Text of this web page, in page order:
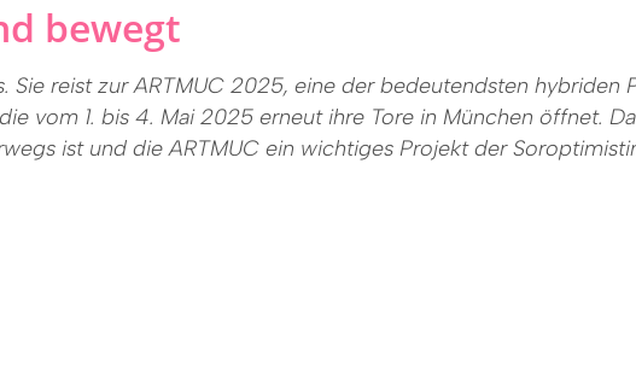
bewegt
Sie reist zur ARTMUC 2025, eine der bedeutendsten hybriden
vom 1. bis 4. Mai 2025 erneut ihre Tore in München öffnet.
ist und die ARTMUC ein wichtiges Projekt der